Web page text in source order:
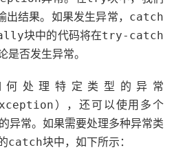
出结果。如果发生异常， catch
块中的代码将在try-catch
否发生异常。
处理特定类型的异常
），还可以使用多个
异常。如果需要处理多种异常类
catch块中，如下所示：